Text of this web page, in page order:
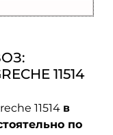
11514
11514 в
по